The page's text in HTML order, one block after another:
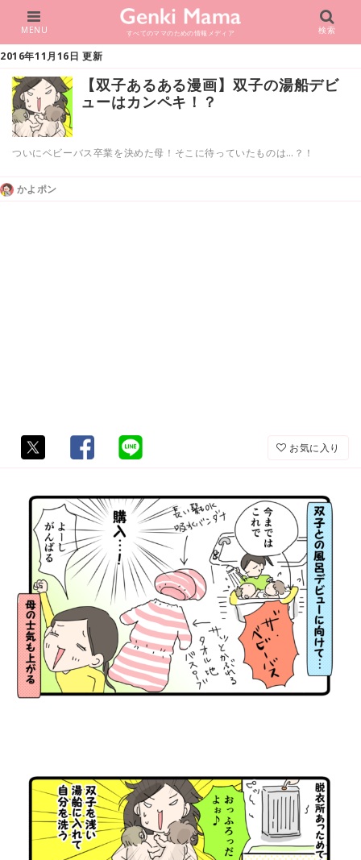
すべてのママのための情報メディア
MENU 検索
2016年11月16日 更新
【双子あるある漫画】双子の湯船デビ
ューはカンペキ！？
ついにベビーバス卒業を決めた母！そこに待っていたものは…？！
かよポン
お気に入り